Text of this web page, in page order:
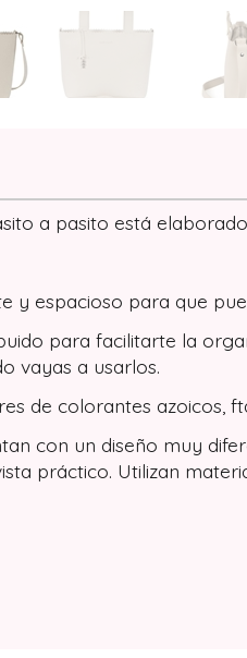
a pasito está
y espacioso para que
para facilitarte la
vayas a usarlos.
de colorantes azoicos,
con un diseño muy
práctico. Utilizan